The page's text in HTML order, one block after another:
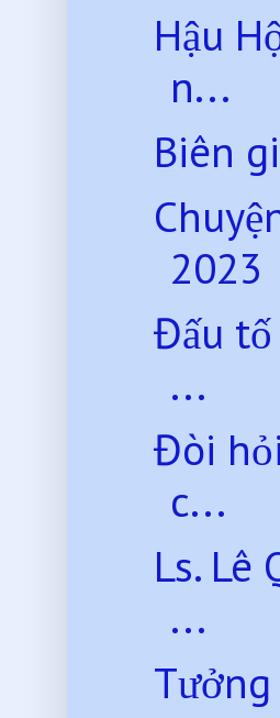
Hậu
n...
Biên
2023
Đấu
...
Đòi
c...
Ls. Lê
...